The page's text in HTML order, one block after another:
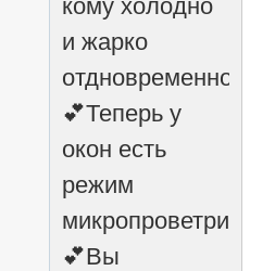
кому холодно
и жарко
отдновременно.
💕Теперь у
окон есть
режим
💕Вы